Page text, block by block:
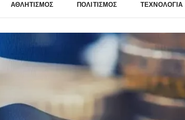
ΑΘΛΗΤΙΣΜΌΣ ΠΟΛΙΤΙΣΜΌΣ ΤΕΧΝΟΛΟΓΊΑ